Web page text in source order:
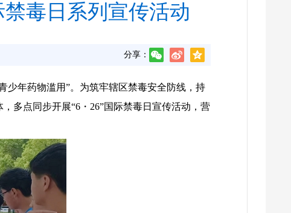
禁毒日系列宣传活动
分享：
少年药物滥用”。为筑牢辖区禁毒安全防线，持
多点同步开展“6・26”国际禁毒日宣传活动，营